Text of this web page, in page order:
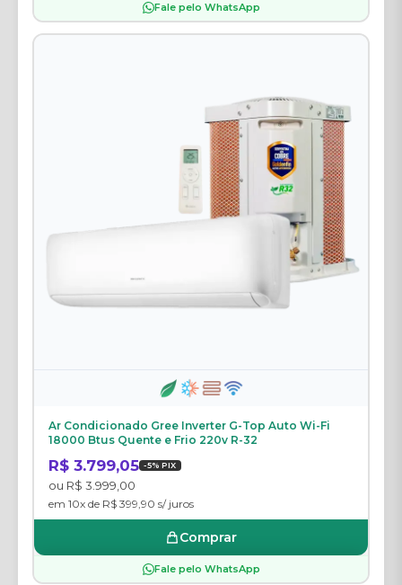
Fale pelo WhatsApp
Ar Condicionado Gree Inverter G-Top Auto Wi-Fi
18000 Btus Quente e Frio 220v R-32
R$ 3.799,05 -5% PIX
ou R$ 3.999,00
em 10x de R$ 399,90 s/ juros
Comprar
Fale pelo WhatsApp